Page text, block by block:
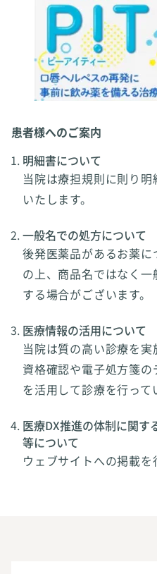
患者様へのご案内
明細書について
当院は療担規則に則り
いたします。
一般名での処方について
後発医薬品があるお薬
の上、商品名ではなく
する場合がございます。
医療情報の活用について
当院は質の高い診療を
資格確認や電子処方箋
を活用して診療を行って
医療DX推進の体制に関す
等について
ウェブサイトへの掲載を